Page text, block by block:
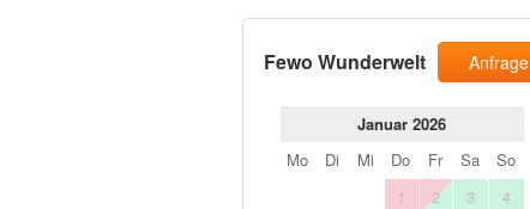
Fewo Wunderwelt Anfrage
Januar 2026
Mo
Di Mi Do Fr Sa
So
1
2 3
4